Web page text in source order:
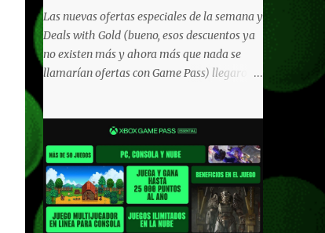
Las nuevas ofertas especiales de la semana y
Deals with Gold (bueno, esos descuentos ya
no existen más y ahora más que nada se
llamarían ofertas con Game Pass) llegaron a
Xbox Network). Para aquellos en Windows
10/11, varios de los juegos que están de
oferta también cuentan con soporte para
Xbox Play Anywhere, lo que nos permite
jugarlos y mantener un progreso
compartido en Windows PC y Xbox, y
tenemos un listado de juegos compatibles